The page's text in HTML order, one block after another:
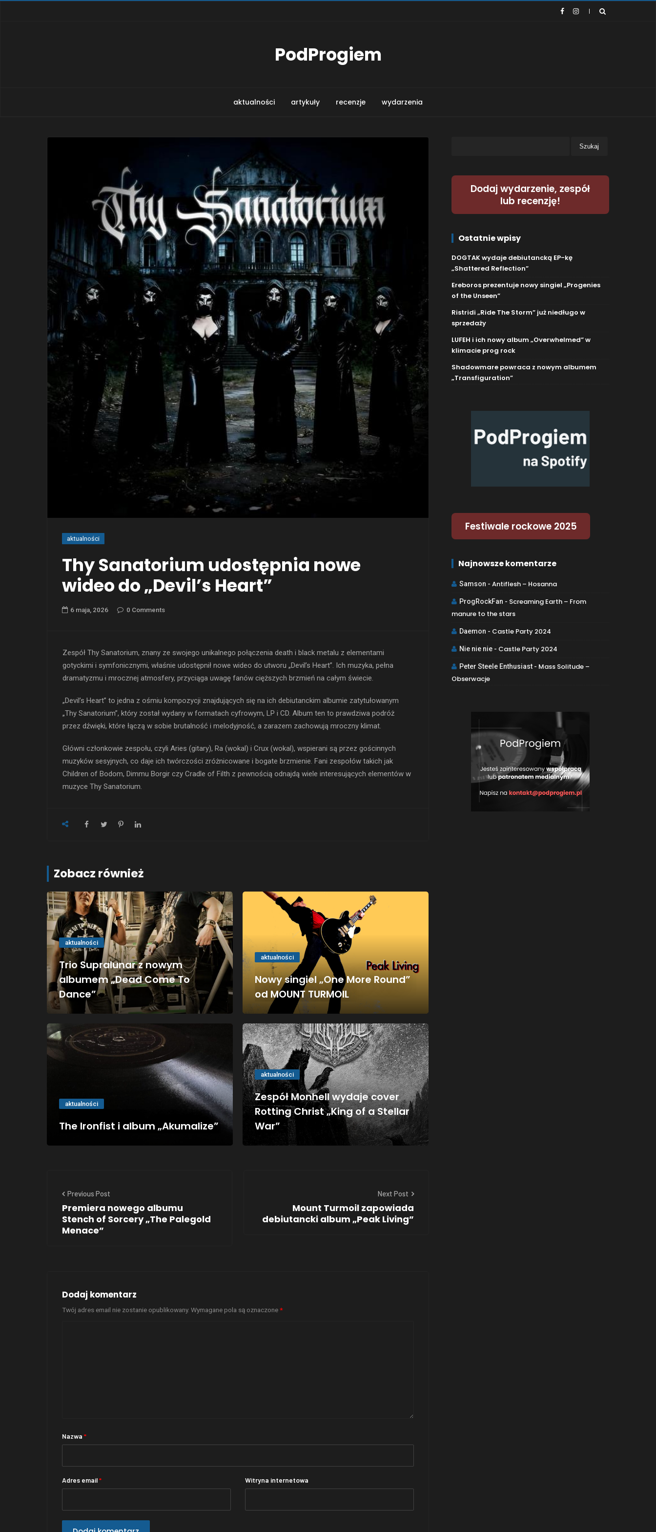
PodProgiem
aktualności artykuły recenzje wydarzenia
aktualności
Thy Sanatorium udostępnia nowe
wideo do „Devil’s Heart”
6 maja, 2026 0 Comments
Zespół Thy Sanatorium, znany ze swojego unikalnego połączenia death i black metalu z elementami
gotyckimi i symfonicznymi, właśnie udostępnił nowe wideo do utworu „Devil’s Heart”. Ich muzyka, pełna
dramatyzmu i mrocznej atmosfery, przyciąga uwagę fanów cięższych brzmień na całym świecie.
„Devil’s Heart” to jedna z ośmiu kompozycji znajdujących się na ich debiutanckim albumie zatytułowanym
„Thy Sanatorium”, który został wydany w formatach cyfrowym, LP i CD. Album ten to prawdziwa podróż
przez dźwięki, które łączą w sobie brutalność i melodyjność, a zarazem zachowują mroczny klimat.
Główni członkowie zespołu, czyli Aries (gitary), Ra (wokal) i Crux (wokal), wspierani są przez gościnnych
muzyków sesyjnych, co daje ich twórczości zróżnicowane i bogate brzmienie. Fani zespołów takich jak
Children of Bodom, Dimmu Borgir czy Cradle of Filth z pewnością odnajdą wiele interesujących elementów w
muzyce Thy Sanatorium.
Zobacz również
aktualności
Trio Supralunar z nowym
albumem „Dead Come To
Dance”
aktualności
Nowy singiel „One More Round”
od MOUNT TURMOIL
aktualności
The Ironfist i album „Akumalize”
aktualności
Zespół Monhell wydaje cover
Rotting Christ „King of a Stellar
War”
Previous Post
Premiera nowego albumu
Stench of Sorcery „The Palegold
Menace”
Next Post
Mount Turmoil zapowiada
debiutancki album „Peak Living”
Dodaj komentarz
Twój adres email nie zostanie opublikowany. Wymagane pola są oznaczone*
Nazwa *
Adres email* Witryna internetowa
Dodaj wydarzenie, zespół
lub recenzję!
Ostatnie wpisy
DOGTAK wydaje debiutancką EP-kę
„Shattered Reflection”
Ereboros prezentuje nowy singiel „Progenies
of the Unseen”
Ristridi „Ride The Storm” już niedługo w
sprzedaży
LUFEH i ich nowy album „Overwhelmed” w
klimacie prog rock
Shadowmare powraca z nowym albumem
„Transfiguration”
Festiwale rockowe 2025
Najnowsze komentarze
Samson -Antiflesh – Hosanna
ProgRockFan - Screaming Earth – From
manure to the stars
Daemon - Castle Party 2024
Nie nie nie - Castle Party 2024
Peter Steele Enthusiast - Mass Solitude –
Obserwacje